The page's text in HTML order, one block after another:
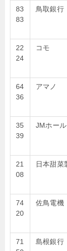
83
83
鳥取銀行
22
24
コモ
64
36
アマノ
35
39
JMホー
21
08
日本甜菜
74
20
佐鳥電機
71
島根銀行